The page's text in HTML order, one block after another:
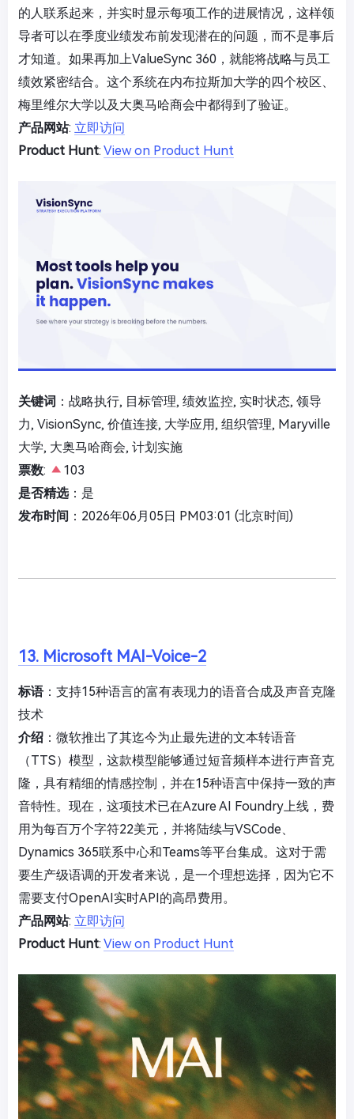
的人联系起来，并实时显示每项工作的进展情况，这样领
导者可以在季度业绩发布前发现潜在的问题，而不是事后
才知道。如果再加上ValueSync 360，就能将战略与员工
绩效紧密结合。这个系统在内布拉斯加大学的四个校区、
梅里维尔大学以及大奥马哈商会中都得到了验证。
产品网站: 立即访问
Product Hunt: View on Product Hunt
关键词 ：战略执行, 目标管理, 绩效监控, 实时状态, 领导
力, VisionSync, 价值连接, 大学应用, 组织管理, Maryville
大学, 大奥马哈商会, 计划实施
票数:
103
是否精选：是
发布时间 ：2026年06月05日 PM03:01 (北京时间)
13. Microsoft MAI-Voice-2
标语：支持15种语言的富有表现力的语音合成及声音克隆
技术
介绍 ：微软推出了其迄今为止最先进的文本转语音
（TTS）模型，这款模型能够通过短音频样本进行声音克
隆，具有精细的情感控制，并在15种语言中保持一致的声
音特性。现在，这项技术已在Azure AI Foundry上线，费
用为每百万个字符22美元，并将陆续与VSCode、
Dynamics 365联系中心和Teams等平台集成。这对于需
要生产级语调的开发者来说，是一个理想选择，因为它不
需要支付OpenAI实时API的高昂费用。
产品网站: 立即访问
Product Hunt: View on Product Hunt